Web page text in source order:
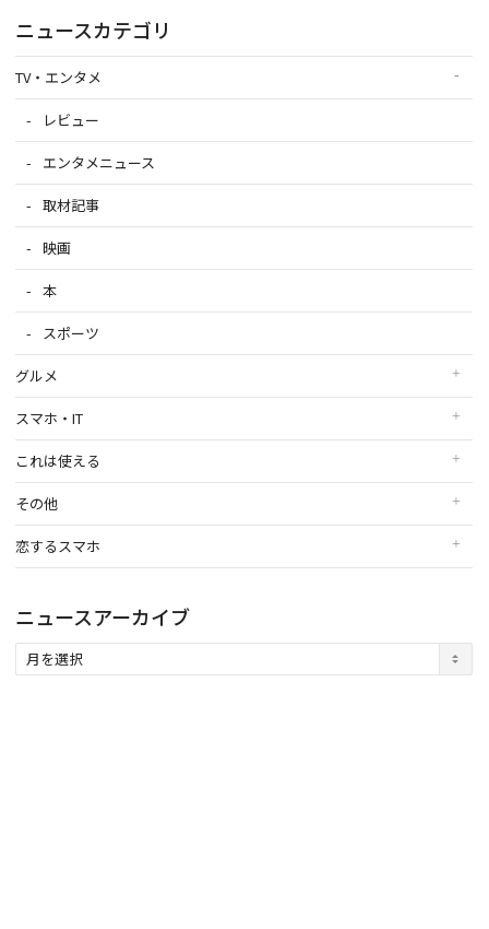
ニュースカテゴリ
TV・エンタメ
レビュー
エンタメニュース
取材記事
映画
本
スポーツ
グルメ
スマホ・IT
これは使える
その他
恋するスマホ
ニュースアーカイブ
ュ